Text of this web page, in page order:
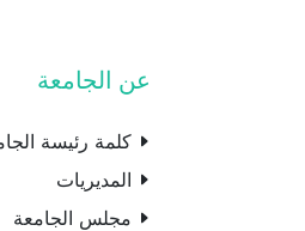
عن الجامعة
كلمة رئيسة
المديريات
مجلس الجامعة